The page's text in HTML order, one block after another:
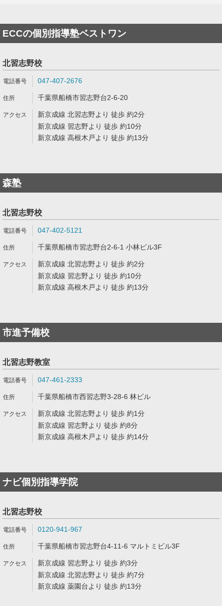
ECCの個別指導塾ベストワン
北習志野校
047-407-2676
千葉県船橋市習志野台2-6-20
新京成線 北習志野より 徒歩 約2分
新京成線 習志野より 徒歩 約10分
新京成線 高根木戸より 徒歩 約13分
森塾
北習志野校
047-402-5121
千葉県船橋市習志野台2-6-1 小林ビル3F
新京成線 北習志野より 徒歩 約2分
新京成線 習志野より 徒歩 約10分
新京成線 高根木戸より 徒歩 約13分
市進予備校
北習志野教室
047-461-2333
千葉県船橋市西習志野3-28-6 林ビル
新京成線 北習志野より 徒歩 約1分
新京成線 習志野より 徒歩 約8分
新京成線 高根木戸より 徒歩 約14分
ナビ個別指導学院
北習志野校
0120-941-967
千葉県船橋市習志野台4-11-6 マルトミビル3F
新京成線 習志野より 徒歩 約3分
新京成線 北習志野より 徒歩 約7分
新京成線 薬園台より 徒歩 約13分